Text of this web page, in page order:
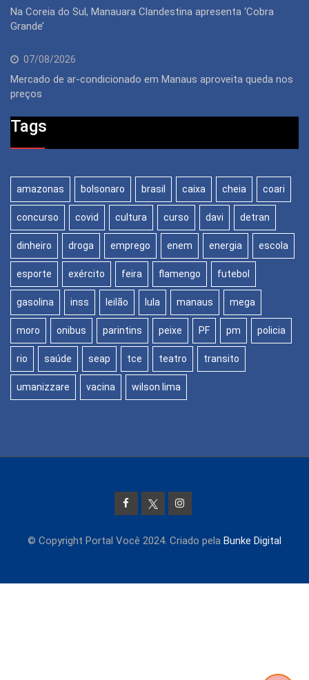
Na Coreia do Sul, Manauara Clandestina apresenta ‘Cobra
Grande’
07/08/2026
Mercado de ar-condicionado em Manaus aproveita queda nos
preços
Tags
amazonas bolsonaro brasil caixa cheia coari
concurso covid cultura curso davi detran
dinheiro droga emprego enem energia escola
esporte exército feira flamengo futebol
gasolina inss leilão lula manaus mega
moro onibus parintins peixe PF pm policia
rio saúde seap tce teatro transito
umanizzare vacina wilson lima
© Copyright Portal Você 2024. Criado pela Bunke Digital